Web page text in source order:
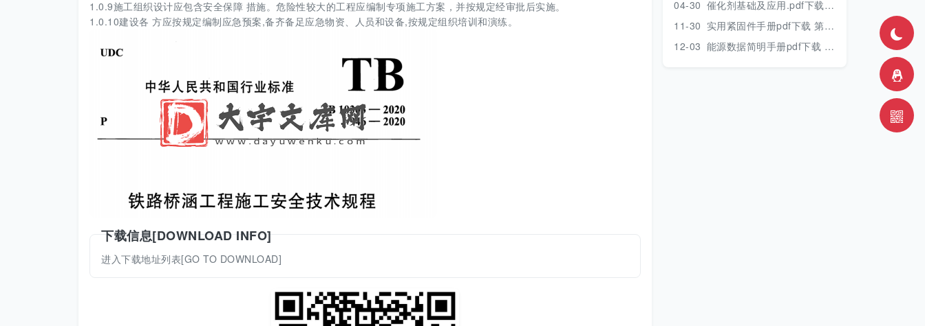
1.0.9施工组织设计应包含安全保障 措施。危险性较大的工程应编制专项施工方案，并按规定经审批后实施。
1.0.10建设各 方应按规定编制应急预案,备齐备足应急物资、人员和设备,按规定组织培训和演练。
下载信息[DOWNLOAD INFO]
进入下载地址列表[GO TO DOWNLOAD]
04-30 催化剂基础及应用.pdf下载 [季生福 张谦温 赵彬侠编] 2011年版
11-30 实用紧固件手册pdf下载 第三版 2018年版
12-03 能源数据简明手册pdf下载 2017版